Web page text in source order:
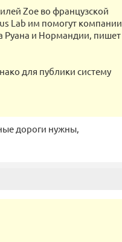
Zoe во французской
Lab им помогут компании
Руана и Нормандии, пишет
для публики систему
дороги нужны,